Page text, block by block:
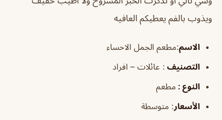
ويذوب بالفم يعطيكم العافيه
الاسم:مطعم الجمل الاحساء
التصنيف : عائلات – افراد
النوع : مطعم
الأسعار: متوسطة